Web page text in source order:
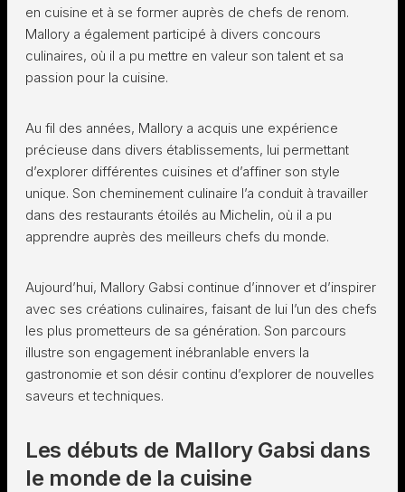
en cuisine et à se former auprès de chefs de renom.
Mallory a également participé à divers concours
culinaires, où il a pu mettre en valeur son talent et sa
passion pour la cuisine.
Au fil des années, Mallory a acquis une expérience
précieuse dans divers établissements, lui permettant
d’explorer différentes cuisines et d’affiner son style
unique. Son cheminement culinaire l’a conduit à travailler
dans des restaurants étoilés au Michelin, où il a pu
apprendre auprès des meilleurs chefs du monde.
Aujourd’hui, Mallory Gabsi continue d’innover et d’inspirer
avec ses créations culinaires, faisant de lui l’un des chefs
les plus prometteurs de sa génération. Son parcours
illustre son engagement inébranlable envers la
gastronomie et son désir continu d’explorer de nouvelles
saveurs et techniques.
Les débuts de Mallory Gabsi dans
le monde de la cuisine